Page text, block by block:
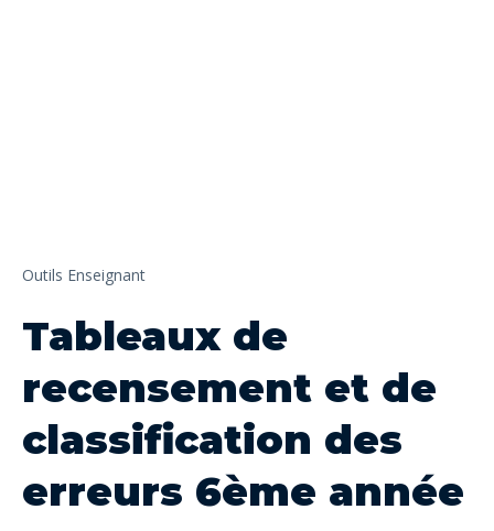
Outils Enseignant
Tableaux de
recensement et de
classification des
erreurs 6ème année